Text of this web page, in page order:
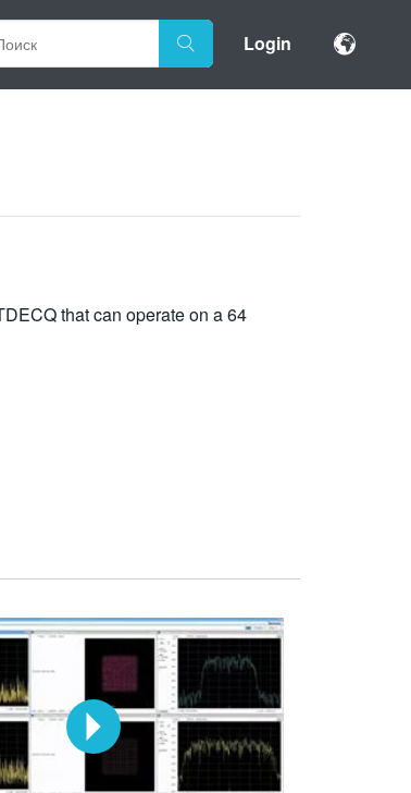
Login
that can operate on a 64